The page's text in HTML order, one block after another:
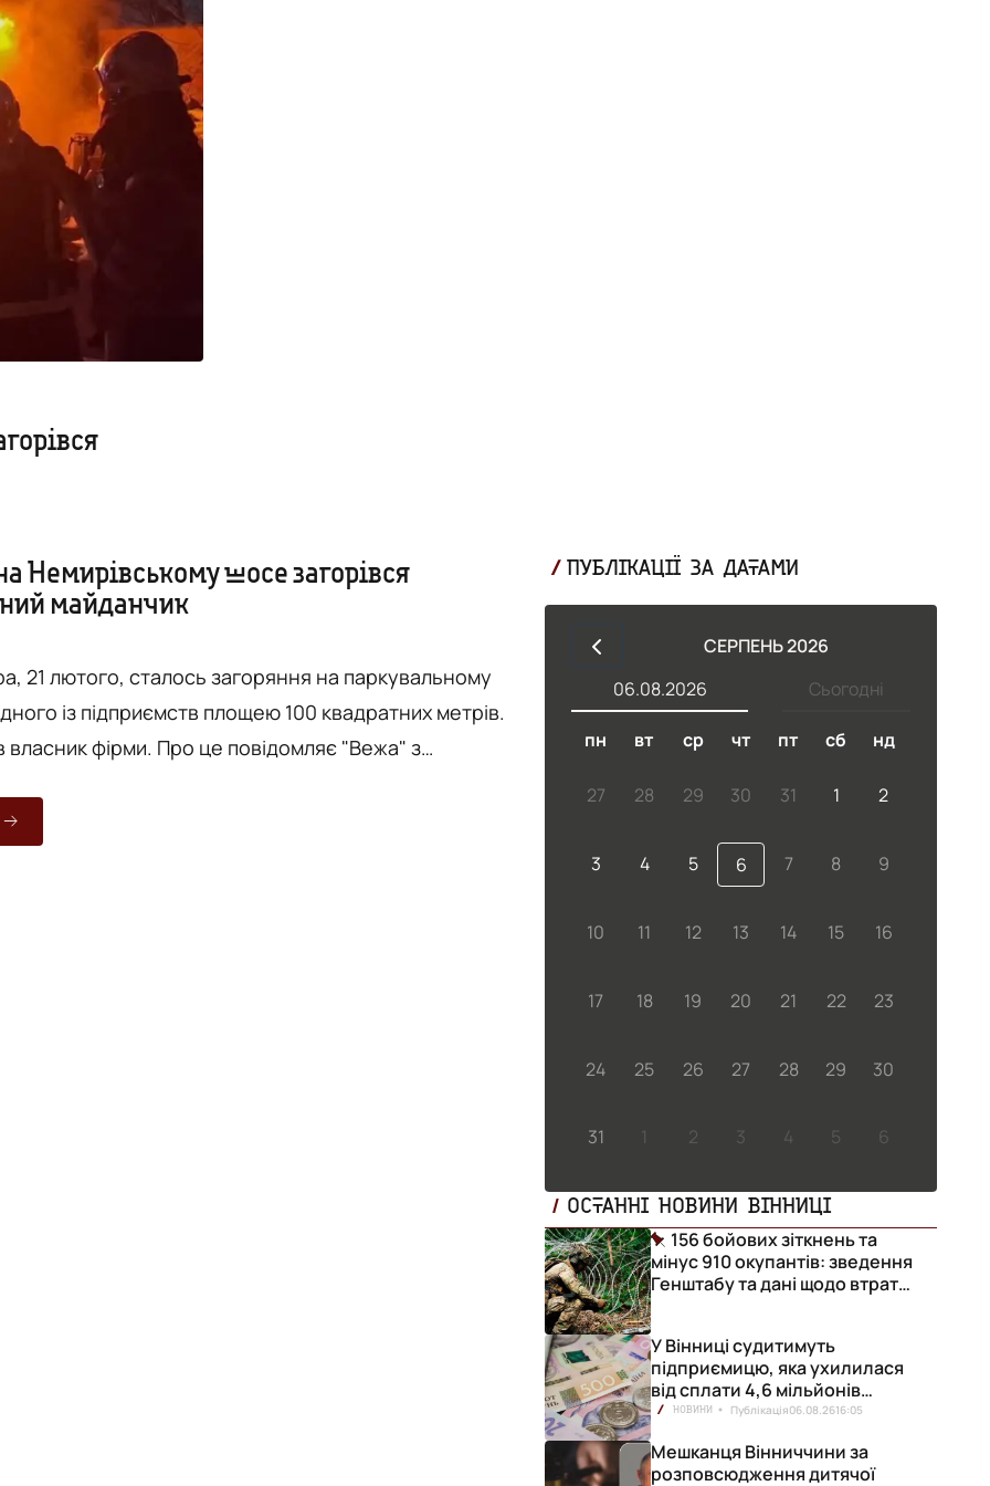
Немирівському шосе загорівся
майданчик
21 лютого, сталось загоряння на паркувальному
із підприємств площею 100 квадратних метрів.
Про це повідомляє "Вежа" з
фірми. Він намагався самостійно приборкати
до лікарні. Загалом на місці
ПУБЛІКАЦІЇ ЗА ДАТАМИ
СЕРПЕНЬ 2026
Сьогодні
06.08.2026
пн вт ср чт пт сб нд
27 28 29 30 31 1 2
3 4 5 6 7 8 9
10 11 12 13 14 15 16
17 18 19 20 21 22 23
24 25 26 27 28 29 30
31 1 2 3 4 5 6
ОСТАННІ НОВИНИ ВІННИЦІ
156 бойових зіткнень та
мінус 910 окупантів: зведення
Генштабу та дані щодо втрат
У Вінниці судитимуть
підприємицю, яка ухилилася
від сплати 4,6 мільйонів
гривень податків
НОВИНИ Публікація06.08.2616:05
Мешканця Вінниччини за
розповсюдження дитячої